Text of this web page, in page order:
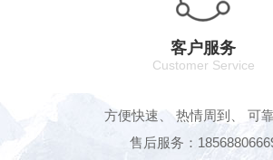
客户服务
Customer Service
方便快速、 热情周到、 可
售后服务：